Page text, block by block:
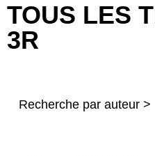
TOUS LES
3R
Recherche par auteur